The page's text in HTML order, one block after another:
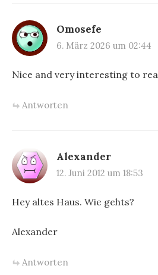
Omosefe
6. März 2026 um 02:44
Nice and very interesting to
Antworten
Alexander
12. Juni 2012 um 18:53
Hey altes Haus. Wie gehts?
Alexander
Antworten